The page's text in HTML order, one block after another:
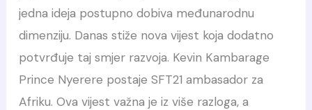
jedna ideja postupno dobiva međunarodnu
dimenziju. Danas stiže nova vijest koja dodatno
potvrđuje taj smjer razvoja. Kevin Kambarage
Prince Nyerere postaje SFT21 ambasador za
Afriku. Ova vijest važna je iz više razloga, a